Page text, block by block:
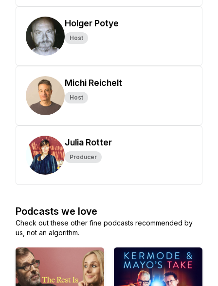
Holger Potye
Host
Michi Reichelt
Host
Julia Rotter
Producer
Podcasts we love
Check out these other fine podcasts recommended by
us, not an algorithm.